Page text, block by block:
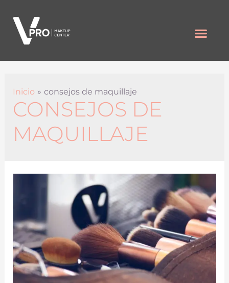
Inicio consejos de maquillaje
CONSEJOS DE
MAQUILLAJE